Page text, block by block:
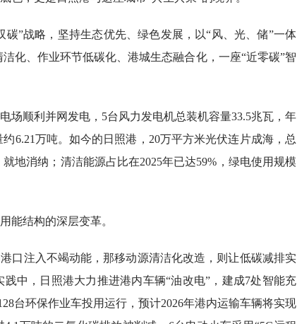
碳”战略，坚持生态优先、绿色发展，以“风、光、储”一体
化、作业环节低碳化、港城生态融合化，一座“近零碳”智
场顺利并网发电，5台风力发电机总装机容量33.5兆瓦，年
6.21万吨。如今的日照港，20万平方米光伏连片成海，总
地消纳；清洁能源占比在2025年已达59%，绿电使用规模
能结构的深层变革。
口注入不竭动能，那移动源清洁化改造，则让低碳减排实
中，日照港大力推进港内车辆“油改电”，建成7处智能充
台环保作业车投用运行，预计2026年港内运输车辆将实现